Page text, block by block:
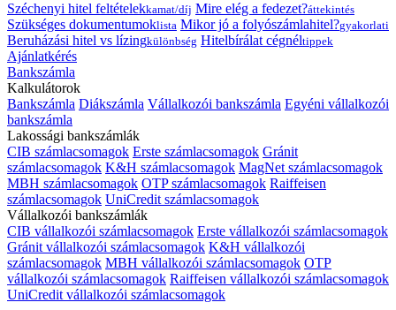
Széchenyi hitel feltételekkamat/díj Mire elég a fedezet?áttekintés
Szükséges dokumentumoklista Mikor jó a folyószámlahitel?gyakorlati
Beruházási hitel vs lízingkülönbség Hitelbírálat cégnéltippek
Ajánlatkérés
Bankszámla
Kalkulátorok
Bankszámla Diákszámla Vállalkozói bankszámla Egyéni vállalkozói
bankszámla
Lakossági bankszámlák
CIB számlacsomagok Erste számlacsomagok Gránit
számlacsomagok K&H számlacsomagok MagNet számlacsomagok
MBH számlacsomagok OTP számlacsomagok Raiffeisen
számlacsomagok UniCredit számlacsomagok
Vállalkozói bankszámlák
CIB vállalkozói számlacsomagok Erste vállalkozói számlacsomagok
Gránit vállalkozói számlacsomagok K&H vállalkozói
számlacsomagok MBH vállalkozói számlacsomagok OTP
vállalkozói számlacsomagok Raiffeisen vállalkozói számlacsomagok
UniCredit vállalkozói számlacsomagok